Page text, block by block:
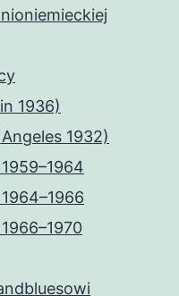
1936)
1932)